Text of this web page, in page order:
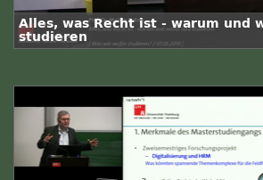
Alles, was Recht ist - warum und
studieren